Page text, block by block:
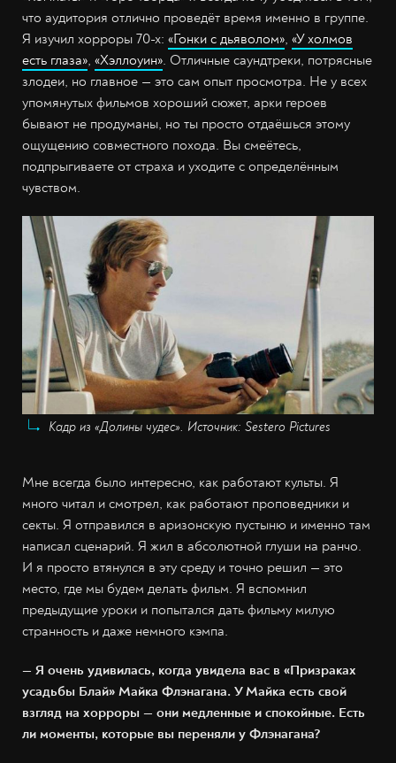
что аудитория отлично проведёт время именно в группе.
Я изучил хорроры 70-х: «Гонки с дьяволом», «У холмов
есть глаза», «Хэллоуин». Отличные саундтреки, потрясные
злодеи, но главное — это сам опыт просмотра. Не у всех
упомянутых фильмов хороший сюжет, арки героев
бывают не продуманы, но ты просто отдаёшься этому
ощущению совместного похода. Вы смеётесь,
подпрыгиваете от страха и уходите с определённым
чувством.
Кадр из «Долины чудес». Источник: Sestero Pictures
Мне всегда было интересно, как работают культы. Я
много читал и смотрел, как работают проповедники и
секты. Я отправился в аризонскую пустыню и именно там
написал сценарий. Я жил в абсолютной глуши на ранчо.
И я просто втянулся в эту среду и точно решил — это
место, где мы будем делать фильм. Я вспомнил
предыдущие уроки и попытался дать фильму милую
странность и даже немного кэмпа.
— Я очень удивилась, когда увидела вас в «Призраках
усадьбы Блай» Майка Флэнагана. У Майка есть свой
взгляд на хорроры — они медленные и спокойные. Есть
ли моменты, которые вы переняли у Флэнагана?